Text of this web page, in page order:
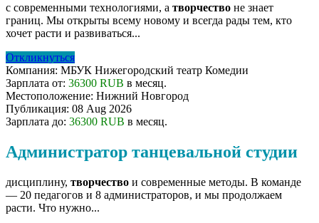
с современными технологиями, а творчество не знает
границ. Мы открыты всему новому и всегда рады тем, кто
хочет расти и развиваться...
Откликнуться
Компания: МБУК Нижегородский театр Комедии
Зарплата от: 36300 RUB в месяц.
Местоположение: Нижний Новгород
Публикация: 08 Aug 2026
Зарплата до: 36300 RUB в месяц.
Администратор танцевальной студии
дисциплину, творчество и современные методы. В команде
— 20 педагогов и 8 администраторов, и мы продолжаем
расти. Что нужно...